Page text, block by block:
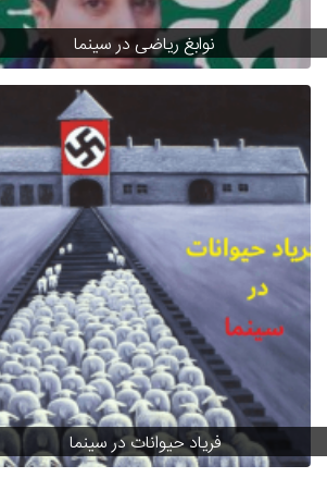
نوابغ ریاضی در سینما
فریاد حیوانات در سینما